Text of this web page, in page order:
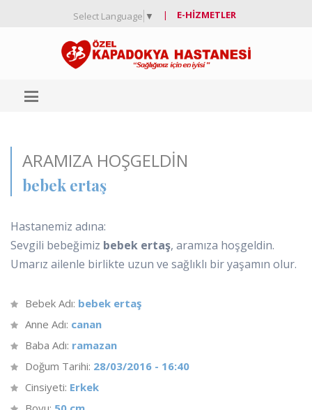
Select Language ▼ | E-HIZMETLER
ARAMIZA HOŞGELDIN
bebek ertaş
Hastanemiz adına:
Sevgili bebeğimiz bebek ertaş, aramıza hoşgeldin.
Umarız ailenle birlikte uzun ve sağlıklı bir yaşamın olur.
Bebek Adı: bebek ertaş
Anne Adı: canan
Baba Adı: ramazan
Doğum Tarihi: 28/03/2016 - 16:40
Cinsiyeti: Erkek